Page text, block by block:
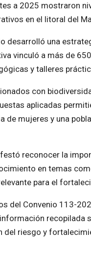
a 2025 mostraron
en el litoral del
desarrolló una
vinculó a más de
y talleres
con
aplicadas
de mujeres y una
reconocer la
en temas
para el
del Convenio 113-
recopilada
riesgo y